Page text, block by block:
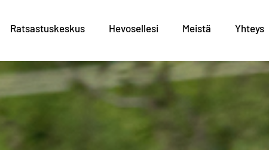
Ratsastuskeskus Hevosellesi Meistä Yhteys